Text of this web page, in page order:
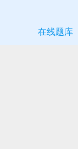
在线题库